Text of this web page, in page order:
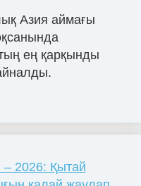
Азия аймағы
ең қарқынды
– 2026: Қытай